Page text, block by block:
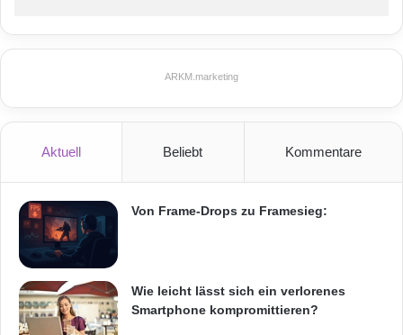
wie Sie MLB Network in ihrer Region finden
können, gehen Sie auf.
ARKM.marketing
Festnetz Hardware
ARKM.marketing
Aktuell Beliebt Kommentare
Von Frame-Drops zu Framesieg:
Wie leicht lässt sich ein verlorenes
Smartphone kompromittieren?